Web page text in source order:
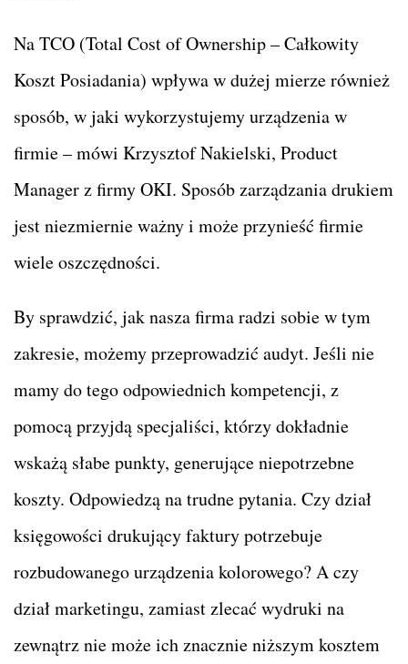
Na TCO (Total Cost of Ownership – Całkowity
Koszt Posiadania) wpływa w dużej mierze również
sposób, w jaki wykorzystujemy urządzenia w
firmie – mówi Krzysztof Nakielski, Product
Manager z firmy OKI. Sposób zarządzania drukiem
jest niezmiernie ważny i może przynieść firmie
wiele oszczędności.
By sprawdzić, jak nasza firma radzi sobie w tym
zakresie, możemy przeprowadzić audyt. Jeśli nie
mamy do tego odpowiednich kompetencji, z
pomocą przyjdą specjaliści, którzy dokładnie
wskażą słabe punkty, generujące niepotrzebne
koszty. Odpowiedzą na trudne pytania. Czy dział
księgowości drukujący faktury potrzebuje
rozbudowanego urządzenia kolorowego? A czy
dział marketingu, zamiast zlecać wydruki na
zewnątrz nie może ich znacznie niższym kosztem